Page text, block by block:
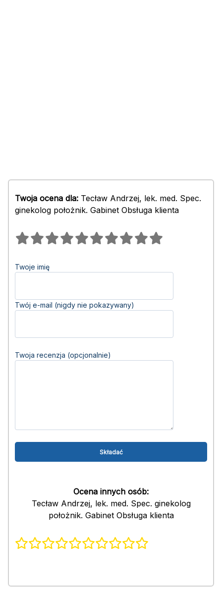
Twoja ocena dla: Tecław Andrzej, lek. med. Spec.
ginekolog położnik. Gabinet Obsługa klienta
Twoje imię
Twój e-mail (nigdy nie pokazywany)
Twoja recenzja (opcjonalnie)
Ocena innych osób:
Tecław Andrzej, lek. med. Spec. ginekolog
położnik. Gabinet Obsługa klienta